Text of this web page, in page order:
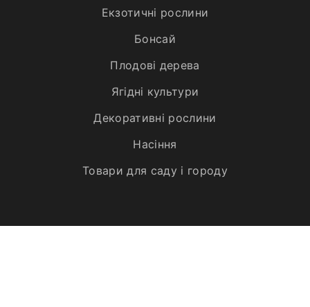
Екзотичні рослини
Бонсай
Плодові дерева
Ягідні культури
Декоративні рослини
Насіння
Товари для саду і городу